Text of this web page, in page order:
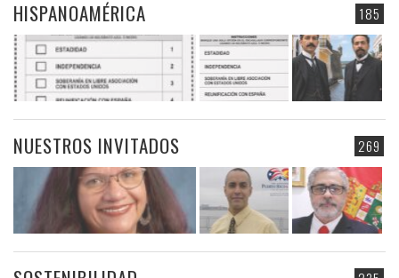
185
HISPANOAMÉRICA
269
NUESTROS INVITADOS